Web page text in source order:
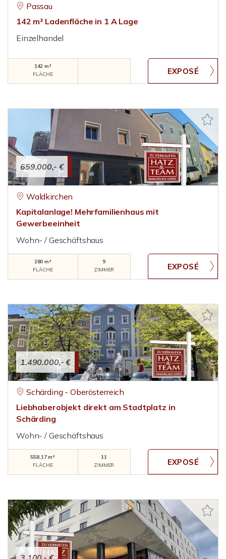
Passau
142 m² Ladenfläche in 1 A Lage
Einzelhandel
142 m²
FLÄCHE
659.000,- €
Waldkirchen
Kapitalanlage! Mehrfamilienhaus mit
Gewerbeeinheit
Wohn- / Geschäftshaus
280 m²
FLÄCHE
9
ZIMMER
1.490.000,- €
Schärding - Oberösterreich
Liebhaberobjekt direkt am Stadtplatz in
Schärding
Wohn- / Geschäftshaus
558,17 m²
FLÄCHE
11
ZIMMER